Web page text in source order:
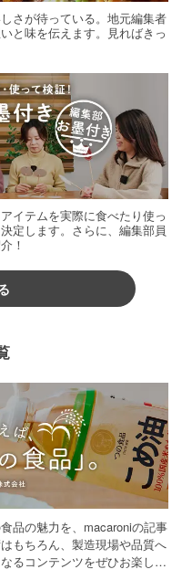
さが待っている。地元編集者
と味を伝えます。見ればきっ
イテムを実際に食べたり使っ
定します。さらに、編集部員
！
品の魅力を、macaroniの記事
もちろん、製造現場や品質へ
るコンテンツをぜひお楽しみ